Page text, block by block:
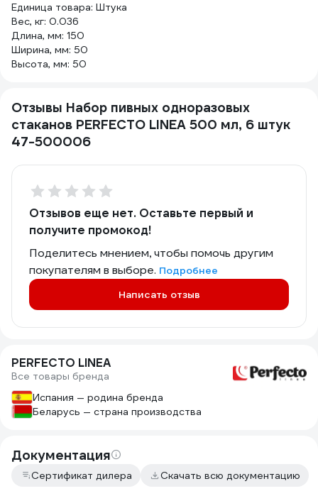
Единица товара: Штука
Вес, кг: 0.036
Длина, мм: 150
Ширина, мм: 50
Высота, мм: 50
Отзывы Набор пивных одноразовых
стаканов PERFECTO LINEA 500 мл, 6 штук
47-500006
Отзывов еще нет. Оставьте первый и
получите промокод!
Поделитесь мнением, чтобы помочь другим
покупателям в выборе. Подробнее
Написать отзыв
PERFECTO LINEA
Все товары бренда
Испания — родина бренда
Беларусь — страна производства
Документация
Сертификат дилера Скачать всю документацию